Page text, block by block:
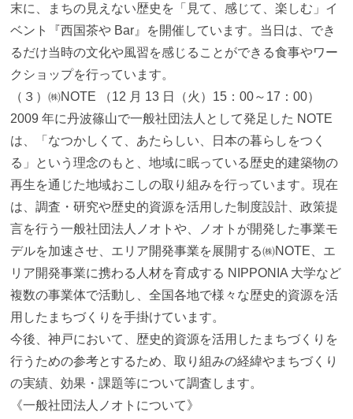
末に、まちの見えない歴史を「見て、感じて、楽しむ」イ
ベント『西国茶や Bar』を開催しています。当日は、でき
るだけ当時の文化や風習を感じることができる食事やワー
クショップを行っています。
（３）㈱NOTE （12 月 13 日（火）15：00～17：00）
2009 年に丹波篠山で一般社団法人として発足した NOTE
は、「なつかしくて、あたらしい、日本の暮らしをつく
る」という理念のもと、地域に眠っている歴史的建築物の
再生を通じた地域おこしの取り組みを行っています。現在
は、調査・研究や歴史的資源を活用した制度設計、政策提
言を行う一般社団法人ノオトや、ノオトが開発した事業モ
デルを加速させ、エリア開発事業を展開する㈱NOTE、エ
リア開発事業に携わる人材を育成する NIPPONIA 大学など
複数の事業体で活動し、全国各地で様々な歴史的資源を活
用したまちづくりを手掛けています。
今後、神戸において、歴史的資源を活用したまちづくりを
行うための参考とするため、取り組みの経緯やまちづくり
の実績、効果・課題等について調査します。
《一般社団法人ノオトについて》